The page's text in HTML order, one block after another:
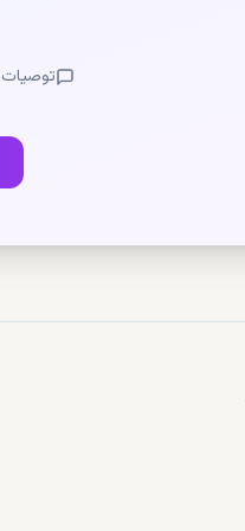
متوسط
850.000
226.600